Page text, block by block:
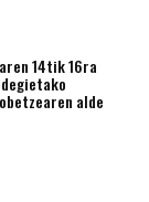
14tik 16ra
alde